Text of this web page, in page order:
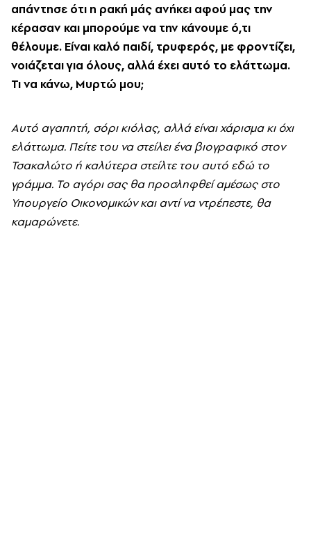
απάντησε ότι η ρακή μάς ανήκει αφού μας την
κέρασαν και μπορούμε να την κάνουμε ό,τι
θέλουμε. Είναι καλό παιδί, τρυφερός, με φροντίζει,
νοιάζεται για όλους, αλλά έχει αυτό το ελάττωμα.
Τι να κάνω, Μυρτώ μου;
Αυτό αγαπητή, σόρι κιόλας, αλλά είναι χάρισμα κι όχι
ελάττωμα. Πείτε του να στείλει ένα βιογραφικό στον
Τσακαλώτο ή καλύτερα στείλτε του αυτό εδώ το
γράμμα. Το αγόρι σας θα προσληφθεί αμέσως στο
Υπουργείο Οικονομικών και αντί να ντρέπεστε, θα
καμαρώνετε.